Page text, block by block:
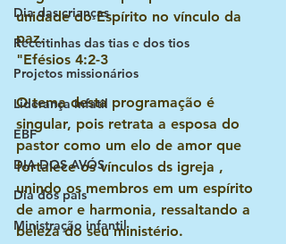
Dia das crianças
Receitinhas das tias e dos tios
Projetos missionários
Liderança infatil
EBF
DIA DOS AVÓS
Dia dos pais
Ministração infantil
unidade do Espírito no vínculo da
paz.
"Efésios 4:2-3
O tema desta programação é
singular, pois retrata a esposa do
pastor como um elo de amor que
fortalece os vínculos ds igreja ,
unindo os membros em um espírito
de amor e harmonia, ressaltando a
beleza do seu ministério.